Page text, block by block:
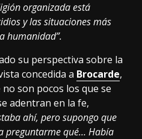
organizada está
y las situaciones más
humanidad”.
su perspectiva sobre la
concedida a Brocarde,
son pocos los que se
adentran en la fe,
ahí, pero supongo que
preguntarme qué… Había